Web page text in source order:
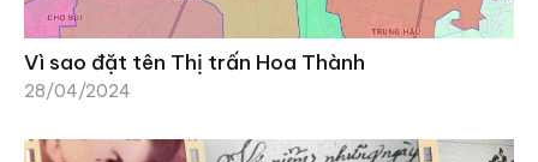
Vì sao đặt tên Thị trấn Hoa Thành
28/04/2024